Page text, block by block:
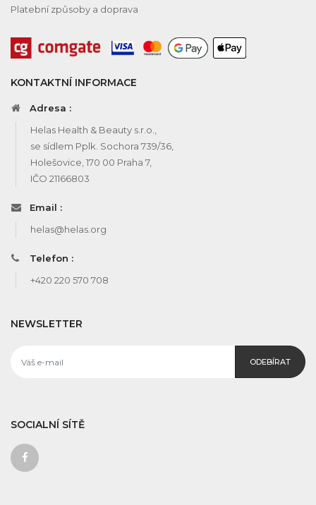
Platební způsoby a doprava
KONTAKTNÍ INFORMACE
Adresa :
Helas Health & Beauty s.r.o.,
se sídlem Pplk. Sochora 739/36,
Holešovice, 170 00 Praha 7,
IČO 21166803
Email :
helas@helas.org
Telefon :
+420 220 570 708
NEWSLETTER
ODEBÍRAT
SOCIALNÍ SÍTĚ